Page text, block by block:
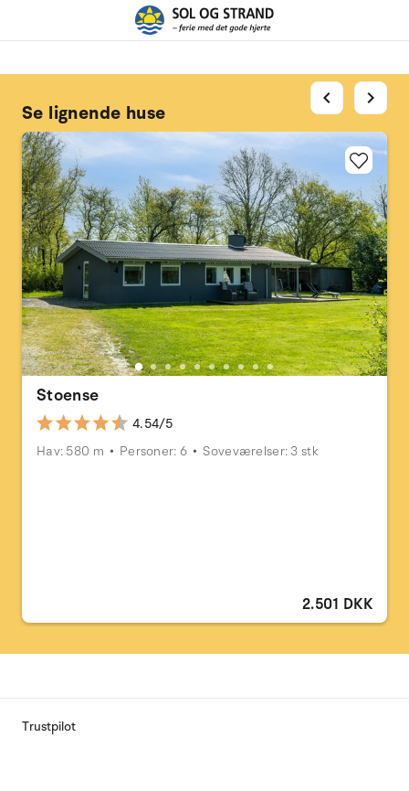
Se lignende huse
Stoense
4.54/5
Hav: 580 m
Personer: 6 Soveværelser: 3 stk
2.501 DKK
chevron_left chevron_right
Trustpilot